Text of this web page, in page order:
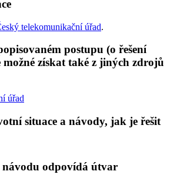
telekomunikační úřad.
postupu (o řešení
možné získat také z jiných zdrojů
úřad
situace a návody, jak je řešit
návodu odpovídá útvar